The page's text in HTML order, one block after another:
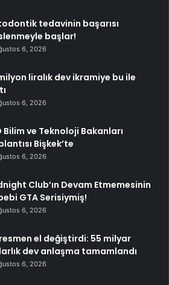
tedavinin başarısı
başlar!
6, 2026
liralık dev ikramiye bu ile
6, 2026
Bilim ve Teknoloji Bakanları
Bişkek’te
6, 2026
Club’ın Devam Etmemesinin
GTA Serisiymiş!
6, 2026
resmen el değiştirdi: 55 milyar
dev anlaşma tamamlandı
6, 2026